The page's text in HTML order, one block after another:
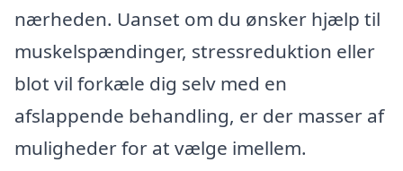
nærheden. Uanset om du ønsker hjælp til
muskelspændinger, stressreduktion eller
blot vil forkæle dig selv med en
afslappende behandling, er der masser af
muligheder for at vælge imellem.